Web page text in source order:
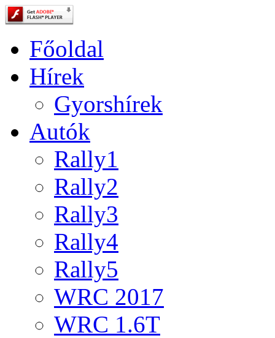
Főoldal
Hírek
Gyorshírek
Autók
Rally1
Rally2
Rally3
Rally4
Rally5
WRC 2017
WRC 1.6T